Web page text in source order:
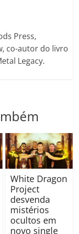
Press,
co-autor do livro
Legacy.
White Dragon
Project
desvenda
mistérios
ocultos em
novo single